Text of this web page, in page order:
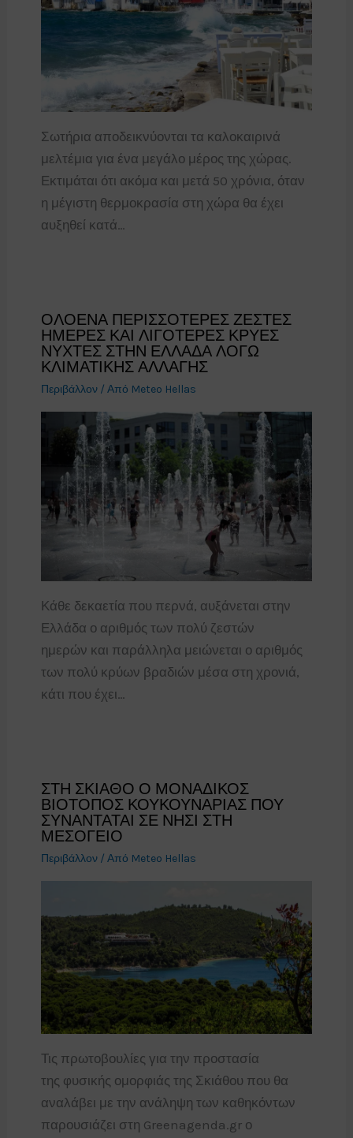
Σωτήρια αποδεικνύονται τα καλοκαιρινά
μελτέμια για ένα μεγάλο μέρος της χώρας.
Εκτιμάται ότι ακόμα και μετά 50 χρόνια, όταν
η μέγιστη θερμοκρασία στη χώρα θα έχει
αυξηθεί κατά…
ΟΛΟΕΝΑ ΠΕΡΙΣΣΟΤΕΡΕΣ ΖΕΣΤΕΣ
ΗΜΕΡΕΣ ΚΑΙ ΛΙΓΟΤΕΡΕΣ ΚΡΥΕΣ
ΝΥΧΤΕΣ ΣΤΗΝ ΕΛΛΑΔΑ ΛΟΓΩ
ΚΛΙΜΑΤΙΚΗΣ ΑΛΛΑΓΗΣ
Περιβάλλον/ Από Meteo Hellas
Κάθε δεκαετία που περνά, αυξάνεται στην
Ελλάδα ο αριθμός των πολύ ζεστών
ημερών και παράλληλα μειώνεται ο αριθμός
των πολύ κρύων βραδιών μέσα στη χρονιά,
κάτι που έχει…
ΣΤΗ ΣΚΙΑΘΟ Ο ΜΟΝΑΔΙΚΟΣ
ΒΙΟΤΟΠΟΣ ΚΟΥΚΟΥΝΑΡΙΑΣ ΠΟΥ
ΣΥΝΑΝΤΑΤΑΙ ΣΕ ΝΗΣΙ ΣΤΗ
ΜΕΣΟΓΕΙΟ
Περιβάλλον/ Από Meteo Hellas
Τις πρωτοβουλίες για την προστασία
της φυσικής ομορφιάς της Σκιάθου που θα
αναλάβει με την ανάληψη των καθηκόντων
παρουσιάζει στη Greenagenda.gr ο